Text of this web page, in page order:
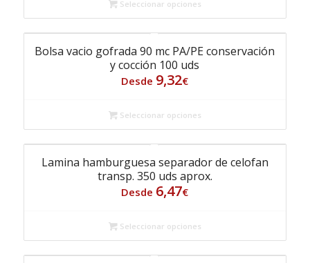
Seleccionar opciones
Bolsa vacio gofrada 90 mc PA/PE conservación
y cocción 100 uds
Desde 9,32€
Seleccionar opciones
Lamina hamburguesa separador de celofan
transp. 350 uds aprox.
Desde 6,47€
Seleccionar opciones